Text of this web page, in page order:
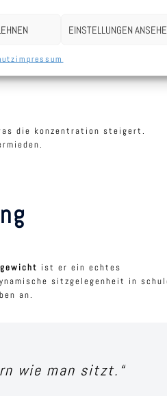
EINSTELLUNGEN
impressum
spezielle beschaffenheit und
ist dein körper in ständiger,
die konzentration steigert.
ist er ein echtes
sitzgelegenheit in
an.
wie man sitzt.“